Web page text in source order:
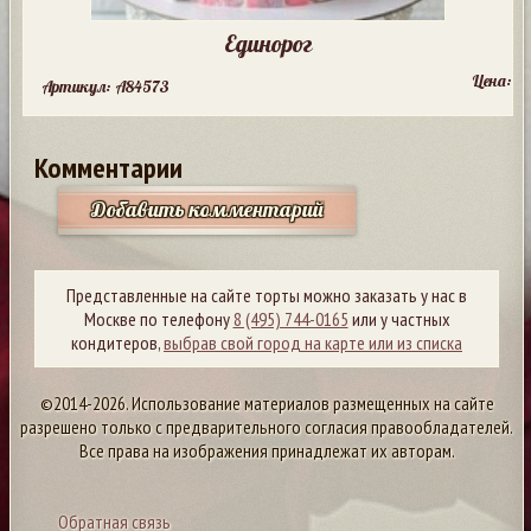
Единорог
Артикул: A84573 Цена:
Комментарии
Добавить комментарий
Представленные на сайте торты можно заказать у нас в
Москве по телефону8 (495) 744-0165 или у частных
кондитеров,выбрав свой город на карте или из списка
©2014-2026. Использование материалов размещенных на сайте
разрешено только с предварительного согласия правообладателей.
Все права на изображения принадлежат их авторам.
Обратная связь